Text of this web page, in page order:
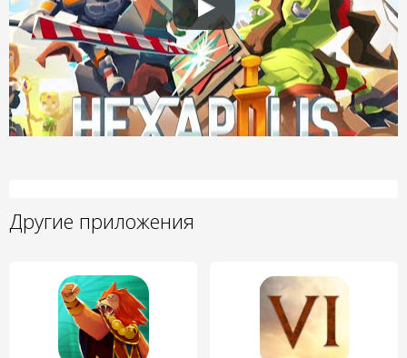
Другие приложения